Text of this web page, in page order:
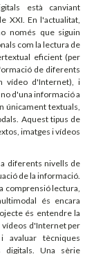
està canviant
XXI. En l'actualitat,
només que siguin
com la lectura de
eficient (per
de diferents
vídeo d'Internet), i
d'una informació a
únicament textuals,
Aquest tipus de
imatges i vídeos
diferents nivells de
de la informació.
comprensió lectura,
és encara
és entendre la
d'Internet per
tècniques
digitals. Una sèrie